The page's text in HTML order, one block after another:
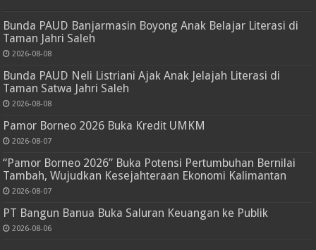
Bunda PAUD Banjarmasin Boyong Anak Belajar Literasi di
Taman Jahri Saleh
2026-08-08
Bunda PAUD Neli Listriani Ajak Anak Jelajah Literasi di
Taman Satwa Jahri Saleh
2026-08-08
Pamor Borneo 2026 Buka Kredit UMKM
2026-08-07
“Pamor Borneo 2026” Buka Potensi Pertumbuhan Bernilai
Tambah, Wujudkan Kesejahteraan Ekonomi Kalimantan
2026-08-07
PT Bangun Banua Buka Saluran Keuangan ke Publik
2026-08-06